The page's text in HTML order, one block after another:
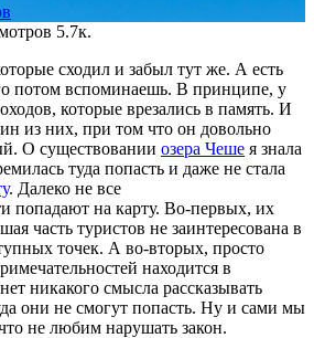
5.7к.
сходил и забыл тут же. А есть
потом вспоминаешь. В принципе, у
которые врезались в память. И
из них, при том что он довольно
О существовании озера Чеше я знала
туда попасть и даже не стала
. Далеко не все
попадают на карту. Во-первых, их
часть туристов не заинтересована в
точек. А во-вторых, просто
находится в
никакого смысла рассказывать
они не смогут попасть. Ну и сами мы
не любим нарушать закон.